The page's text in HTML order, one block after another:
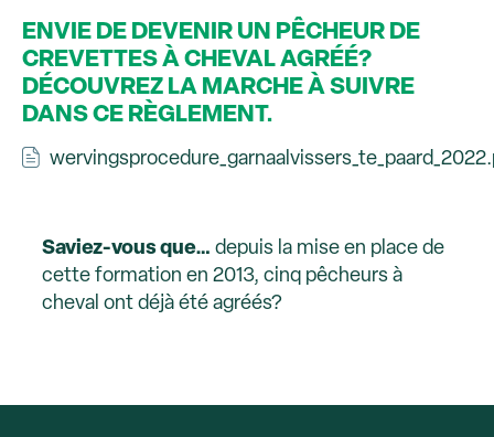
ENVIE DE DEVENIR UN PÊCHEUR DE
CREVETTES À CHEVAL AGRÉÉ?
DÉCOUVREZ LA MARCHE À SUIVRE
DANS CE RÈGLEMENT.
Saviez-vous que… depuis la mise en place de
cette formation en 2013, cinq pêcheurs à
cheval ont déjà été agréés?